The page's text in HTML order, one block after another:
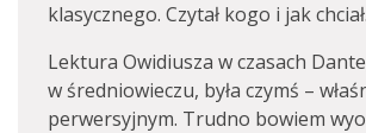
klasycznego. Czytał kogo i jak chciał.
Lektura Owidiusza w czasach
w średniowieczu, była czymś –
perwersyjnym. Trudno bowiem